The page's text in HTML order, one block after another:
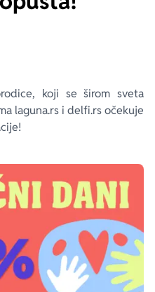
koji se širom sveta
laguna.rs i delfi.rs očekuje